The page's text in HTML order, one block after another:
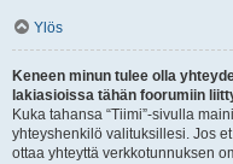
Ylös
Keneen minun tulee olla
lakiasioissa tähän foorumiin
Kuka tahansa “Tiimi”-sivulla
yhteyshenkilö valituksillesi. Jos
ottaa yhteyttä verkkotunnuksen